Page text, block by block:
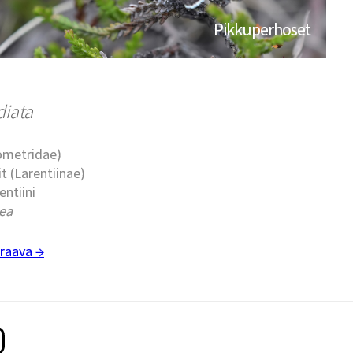
Pikkuperhoset
(Larentiinae)
→